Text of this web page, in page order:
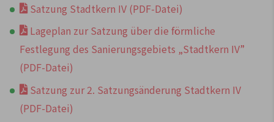
Satzung Stadtkern IV (PDF-Datei)
Lageplan zur Satzung über die förmliche
Festlegung des Sanierungsgebiets „Stadtkern IV”
(PDF-Datei)
Satzung zur 2. Satzungsänderung Stadtkern IV
(PDF-Datei)